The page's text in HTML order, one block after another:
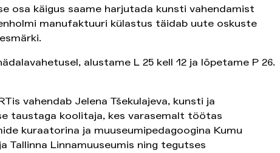
osa käigus saame harjutada kunsti vahendamist
manufaktuuri külastus täidab uute oskuste
alustame L 25 kell 12 ja lõpetame P 26.
vahendab Jelena Tšekulajeva, kunsti ja
taustaga koolitaja, kes varasemalt töötas
kuraatorina ja muuseumipedagoogina Kumu
Tallinna Linnamuuseumis ning tegutses